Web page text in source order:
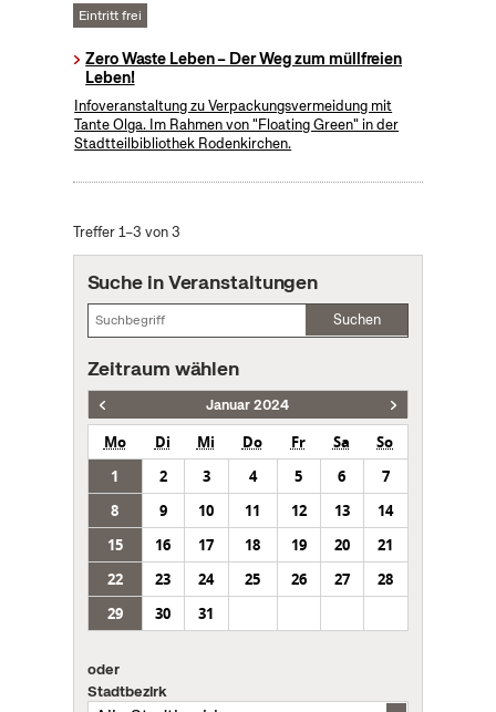
Eintritt frei
Zero Waste Leben – Der Weg zum müllfreien
Leben!
Infoveranstaltung zu Verpackungsvermeidung mit
Tante Olga. Im Rahmen von "Floating Green" in der
Stadtteilbibliothek Rodenkirchen.
Treffer 1–3 von 3
Suche in Veranstaltungen
Suchen
Zeitraum wählen
Januar 2024
Mo Di Mi Do Fr Sa
So
1
2 3 4 5 6
7
8
9 10 11 12 13
14
15
16 17 18 19 20
21
22
23 24 25 26 27
28
29
30 31
oder
Stadtbezirk